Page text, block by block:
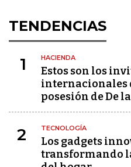
TENDENCIAS
1 HACIENDA
Estos son los
internacionales
posesión de De
2 TECNOLOGÍA
Los gadgets
transformando